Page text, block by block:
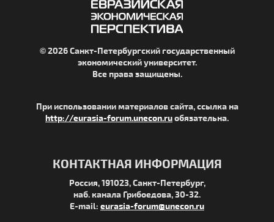
© 2026 Санкт-Петербургский государственный
экономический университет.
Все права защищены.
При использовании материалов сайта, ссылка на
http://eurasia-forum.unecon.ruобязательна.
КОНТАКТНАЯ ИНФОРМАЦИЯ
Россия, 191023, Санкт-Петербург,
наб. канала Грибоедова, 30-32.
E-mail: eurasia-forum@unecon.ru